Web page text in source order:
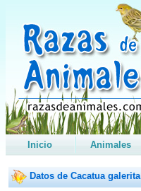
Inicio Animales
Datos de Cacatua galerita